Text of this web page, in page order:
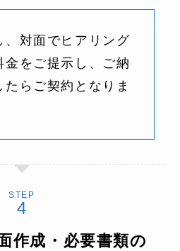
、対面でヒアリング
金をご提示し、ご納
らご契約となりま
STEP
作成 ・必要書類の